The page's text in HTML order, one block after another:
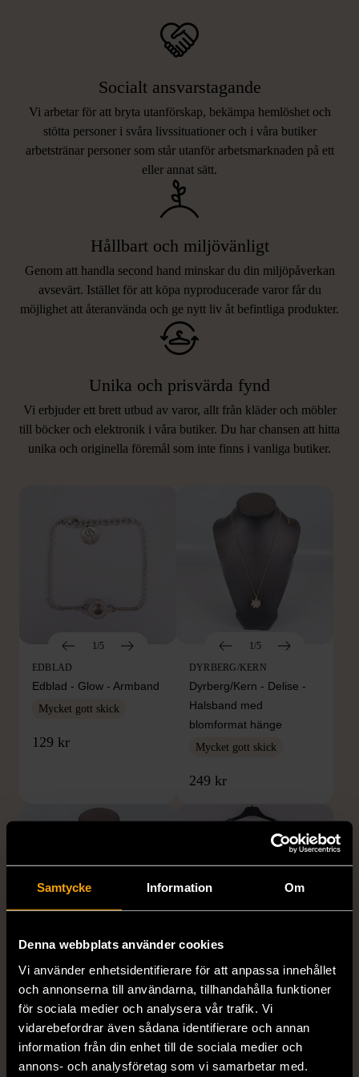
Samtycke Information Om
Denna webbplats använder cookies
Vi använder enhetsidentifierare för att anpassa innehållet
och annonserna till användarna, tillhandahålla funktioner
för sociala medier och analysera vår trafik. Vi
vidarebefordrar även sådana identifierare och annan
information från din enhet till de sociala medier och
annons- och analysföretag som vi samarbetar med.
Socialt ansvarstagande
Vi arbetar för att bryta utanförskap, bekämpa hemlöshet och
stötta personer i svåra livssituationer och i våra butiker
arbetstränar personer som står utanför arbetsmarknaden på ett
eller annat sätt.
Hållbart och miljövänligt
Genom att handla second hand minskar du din miljöpåverkan
avsevärt. Istället för att köpa nyproducerade varor får du
möjlighet att återanvända och ge nytt liv åt befintliga produkter.
Unika och prisvärda fynd
Vi erbjuder ett brett utbud av varor, allt från kläder och möbler
till böcker och elektronik i våra butiker. Du har chansen att hitta
unika och originella föremål som inte finns i vanliga butiker.
LIKNANDE PRODUKTER
Hitta produkter som påminner om denna
1/5
EDBLAD
Edblad - Glow - Armband
Mycket gott skick
129 kr
1/5
DYRBERG/KERN
Dyrberg/Kern - Delise -
Halsband med
blomformat hänge
Mycket gott skick
249 kr
1/5
SNÖ OF SWEDEN
SNÖ of Sweden -
Halsband med
cirkelhänge
Gott skick
RODEBJER
Rodebjer - Mönstrad topp
med knappdetalj
M (38-40)
Mycket gott skick